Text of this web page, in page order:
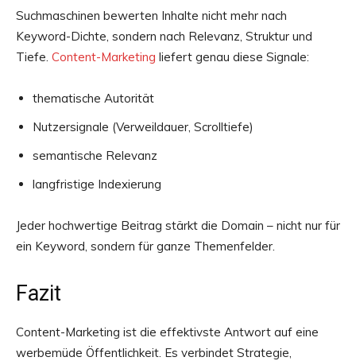
Suchmaschinen bewerten Inhalte nicht mehr nach
Keyword-Dichte, sondern nach Relevanz, Struktur und
Tiefe. Content-Marketing liefert genau diese Signale:
thematische Autorität
Nutzersignale (Verweildauer, Scrolltiefe)
semantische Relevanz
langfristige Indexierung
Jeder hochwertige Beitrag stärkt die Domain – nicht nur für
ein Keyword, sondern für ganze Themenfelder.
Fazit
Content-Marketing ist die effektivste Antwort auf eine
werbemüde Öffentlichkeit. Es verbindet Strategie,